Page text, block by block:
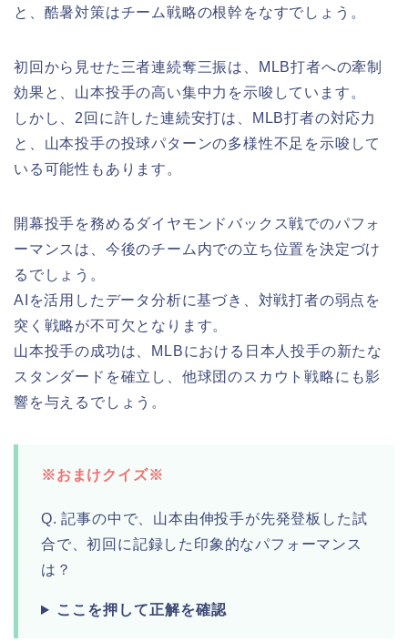
と、酷暑対策はチーム戦略の根幹をなすでしょう。
初回から見せた三者連続奪三振は、MLB打者への牽制
効果と、山本投手の高い集中力を示唆しています。
しかし、2回に許した連続安打は、MLB打者の対応力
と、山本投手の投球パターンの多様性不足を示唆して
いる可能性もあります。
開幕投手を務めるダイヤモンドバックス戦でのパフォ
ーマンスは、今後のチーム内での立ち位置を決定づけ
るでしょう。
AIを活用したデータ分析に基づき、対戦打者の弱点を
突く戦略が不可欠となります。
山本投手の成功は、MLBにおける日本人投手の新たな
スタンダードを確立し、他球団のスカウト戦略にも影
響を与えるでしょう。
※おまけクイズ※
Q. 記事の中で、山本由伸投手が先発登板した試
合で、初回に記録した印象的なパフォーマンス
は？
ここを押して正解を確認